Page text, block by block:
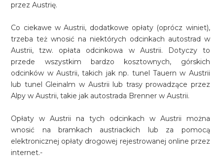
przez Austrię.
Co ciekawe w Austrii, dodatkowe opłaty (oprócz winiet),
trzeba też wnosić na niektórych odcinkach autostrad w
Austrii, tzw. opłata odcinkowa w Austrii. Dotyczy to
przede wszystkim bardzo kosztownych, górskich
odcinków w Austrii, takich jak np. tunel Tauern w Austrii
lub tunel Gleinalm w Austrii lub trasy prowadzące przez
Alpy w Austrii, takie jak autostrada Brenner w Austrii.
Opłaty w Austrii na tych odcinkach w Austrii można
wnosić na bramkach austriackich lub za pomocą
elektronicznej opłaty drogowej rejestrowanej online przez
internet.-